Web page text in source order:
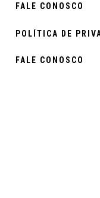
FALE CONOSCO
POLÍTICA DE
FALE CONOSCO